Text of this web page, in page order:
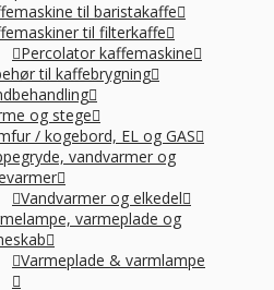
til baristakaffe
til filterkaffe
Percolator kaffemaskine
til kaffebrygning
og stege
/ kogebord, EL og GAS
vandvarmer og
Vandvarmer og elkedel
varmeplade og
Varmeplade & varmlampe